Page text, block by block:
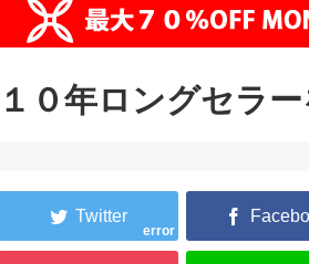
１０年ロングセラ
error